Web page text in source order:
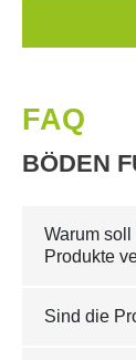
FAQ
BÖDEN
Warum
Produkte
Sind die